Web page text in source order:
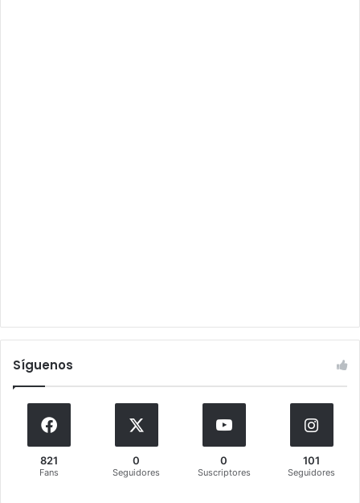
Síguenos
821
Fans
0
Seguidores
0
Suscriptores
101
Seguidores